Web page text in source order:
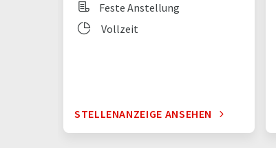
Feste Anstellung
Vollzeit
STELLENANZEIGE ANSEHEN